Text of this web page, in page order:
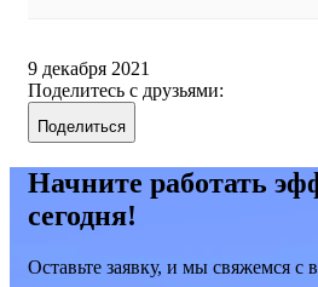
9 декабря 2021
Поделитесь с друзьями:
Поделиться
Начните работать
сегодня!
Оставьте заявку, и мы свяжемся с